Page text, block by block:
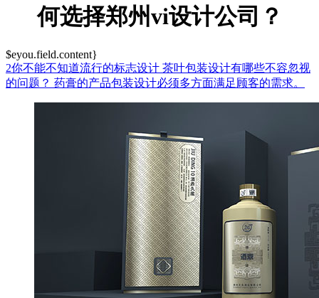
何选择郑州vi设计公司？
$eyou.field.content}
2你不能不知道流行的标志设计 茶叶包装设计有哪些不容忽视
的问题？ 药膏的产品包装设计必须多方面满足顾客的需求。